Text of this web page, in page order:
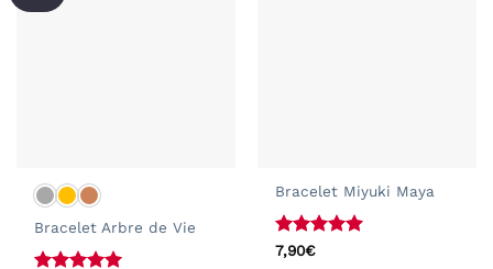
Bracelet Arbre de Vie
Bracelet Miyuki Maya
Note
7,90€